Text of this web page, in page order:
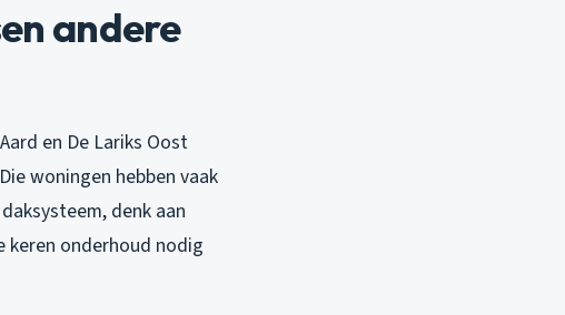
andere
en De Lariks Oost
woningen hebben vaak
denk aan
keren onderhoud nodig